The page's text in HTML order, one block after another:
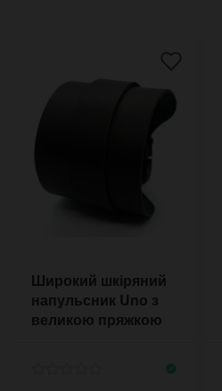
Широкий шкіряний
напульсник Uno з
великою пряжкою